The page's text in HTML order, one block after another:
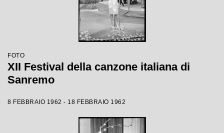
FOTO
XII Festival della canzone italiana di
Sanremo
8 FEBBRAIO 1962 - 18 FEBBRAIO 1962